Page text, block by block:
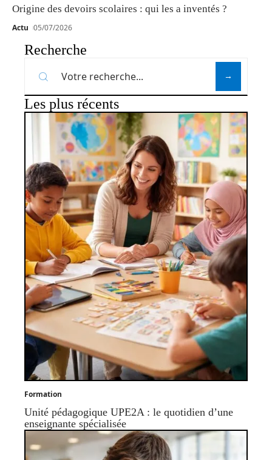
Origine des devoirs scolaires : qui les a inventés ?
Actu 05/07/2026
Recherche
Les plus récents
Formation
Unité pédagogique UPE2A : le quotidien d’une
enseignante spécialisée